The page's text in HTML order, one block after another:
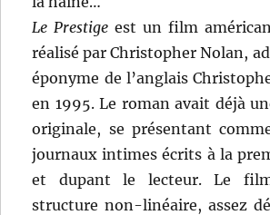
Le Prestige est un film
réalisé par Christopher Nolan,
éponyme de l’anglais
en 1995. Le roman avait déjà
originale, se présentant
journaux intimes écrits à la
et dupant le lecteur. Le
structure non-linéaire, assez